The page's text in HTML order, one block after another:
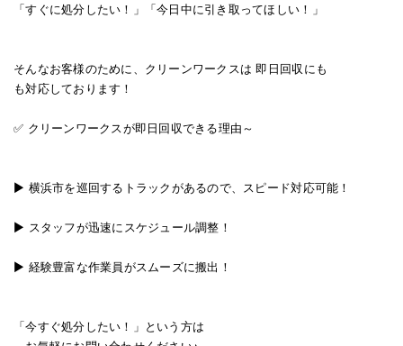
「すぐに処分したい！」「今日中に引き取ってほしい！」
そんなお客様のために、クリーンワークスは 即日回収にも
も対応しております！
✅ クリーンワークスが即日回収できる理由～
▶️ 横浜市を巡回するトラックがあるので、スピード対応可能！
▶️ スタッフが迅速にスケジュール調整！
▶️ 経験豊富な作業員がスムーズに搬出！
「今すぐ処分したい！」という方は